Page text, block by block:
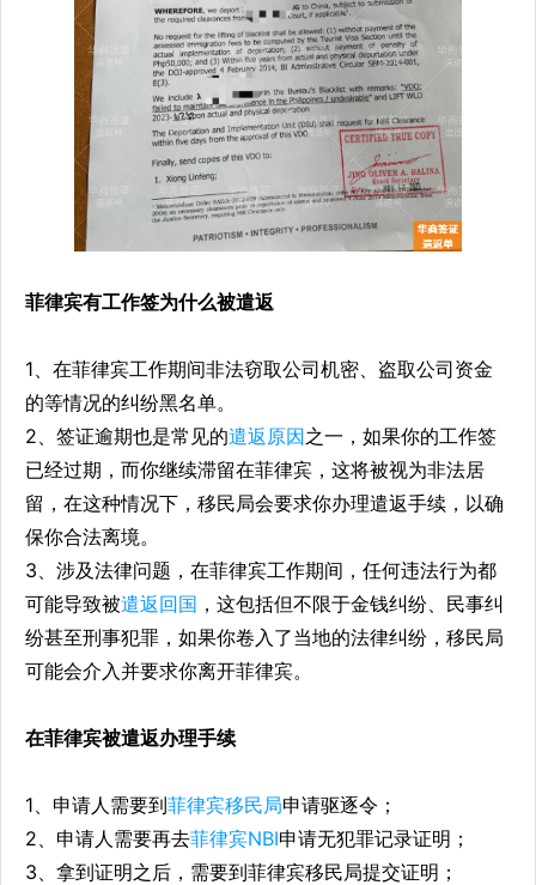
菲律宾有工作签为什么被遣返
1、在菲律宾工作期间非法窃取公司机密、盗取公司资金
的等情况的纠纷黑名单。
2、签证逾期也是常见的遣返原因之一，如果你的工作签
已经过期，而你继续滞留在菲律宾，这将被视为非法居
留，在这种情况下，移民局会要求你办理遣返手续，以确
保你合法离境。
3、涉及法律问题，在菲律宾工作期间，任何违法行为都
可能导致被遣返回国 ，这包括但不限于金钱纠纷、民事纠
纷甚至刑事犯罪，如果你卷入了当地的法律纠纷，移民局
可能会介入并要求你离开菲律宾。
在菲律宾被遣返办理手续
1、申请人需要到菲律宾移民局申请驱逐令；
2、申请人需要再去菲律宾NBI申请无犯罪记录证明；
3、拿到证明之后，需要到菲律宾移民局提交证明；